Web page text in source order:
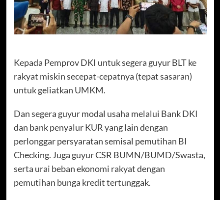
Kepada Pemprov DKI untuk segera guyur BLT ke
rakyat miskin secepat-cepatnya (tepat sasaran)
untuk geliatkan UMKM.
Dan segera guyur modal usaha melalui Bank DKI
dan bank penyalur KUR yang lain dengan
perlonggar persyaratan semisal pemutihan BI
Checking. Juga guyur CSR BUMN/BUMD/Swasta,
serta urai beban ekonomi rakyat dengan
pemutihan bunga kredit tertunggak.